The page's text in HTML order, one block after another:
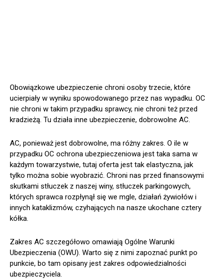
Obowiązkowe ubezpieczenie chroni osoby trzecie, które
ucierpiały w wyniku spowodowanego przez nas wypadku. OC
nie chroni w takim przypadku sprawcy, nie chroni też przed
kradzieżą. Tu działa inne ubezpieczenie, dobrowolne AC.
AC, ponieważ jest dobrowolne, ma różny zakres. O ile w
przypadku OC ochrona ubezpieczeniowa jest taka sama w
każdym towarzystwie, tutaj oferta jest tak elastyczna, jak
tylko można sobie wyobrazić. Chroni nas przed finansowymi
skutkami stłuczek z naszej winy, stłuczek parkingowych,
których sprawca rozpłynął się we mgle, działań żywiołów i
innych kataklizmów, czyhających na nasze ukochane cztery
kółka.
Zakres AC szczegółowo omawiają Ogólne Warunki
Ubezpieczenia (OWU). Warto się z nimi zapoznać punkt po
punkcie, bo tam opisany jest zakres odpowiedzialności
ubezpieczyciela.